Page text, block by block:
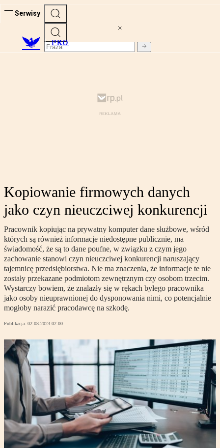
Serwisy
PRO
Kopiowanie firmowych danych
jako czyn nieuczciwej konkurencji
Pracownik kopiując na prywatny komputer dane służbowe, wśród
których są również informacje niedostępne publicznie, ma
świadomość, że są to dane poufne, w związku z czym jego
zachowanie stanowi czyn nieuczciwej konkurencji naruszający
tajemnicę przedsiębiorstwa. Nie ma znaczenia, że informacje te nie
zostały przekazane podmiotom zewnętrznym czy osobom trzecim.
Wystarczy bowiem, że znalazły się w rękach byłego pracownika
jako osoby nieuprawnionej do dysponowania nimi, co potencjalnie
mogłoby narazić pracodawcę na szkodę.
Publikacja: 02.03.2023 02:00